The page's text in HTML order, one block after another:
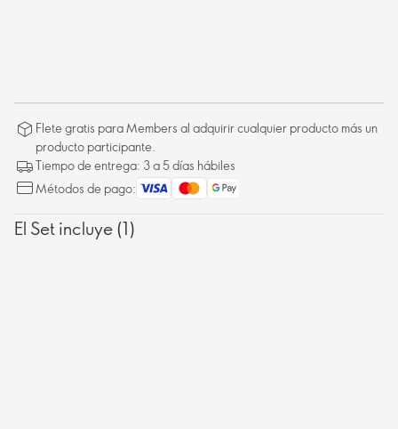
Flete gratis para Members al adquirir cualquier producto más un
producto participante.
Tiempo de entrega: 3 a 5 días hábiles
Métodos de pago:
El Set incluye (1)